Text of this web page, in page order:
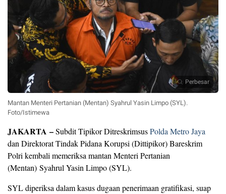
Perbesar
Mantan Menteri Pertanian (Mentan) Syahrul Yasin Limpo (SYL).
Foto/Istimewa
JAKARTA –Subdit Tipikor DitreskrimsusPolda Metro Jaya
dan Direktorat Tindak Pidana Korupsi (Dittipikor) Bareskrim
Polri kembali memeriksa mantan Menteri Pertanian
(Mentan) Syahrul Yasin Limpo (SYL).
SYL diperiksa dalam kasus dugaan penerimaan gratifikasi, suap